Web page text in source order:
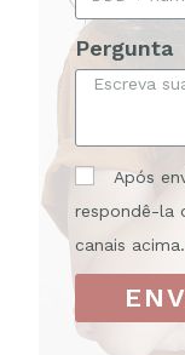
Pergunta
Após
respondê-la
canais